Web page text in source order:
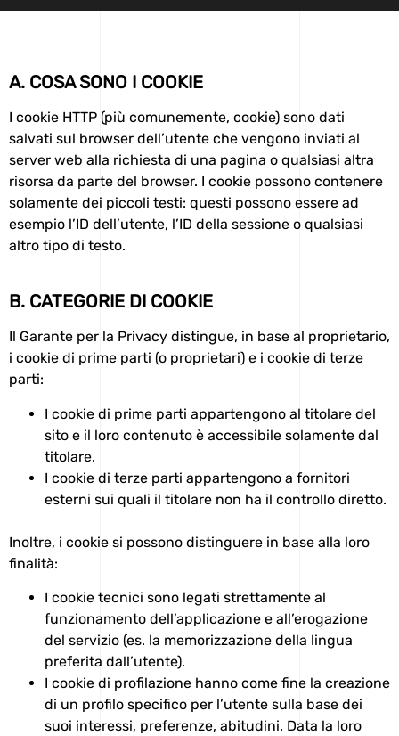
A. COSA SONO I COOKIE
I cookie HTTP (più comunemente, cookie) sono dati
salvati sul browser dell’utente che vengono inviati al
server web alla richiesta di una pagina o qualsiasi altra
risorsa da parte del browser. I cookie possono contenere
solamente dei piccoli testi: questi possono essere ad
esempio l’ID dell’utente, l’ID della sessione o qualsiasi
altro tipo di testo.
B. CATEGORIE DI COOKIE
Il Garante per la Privacy distingue, in base al proprietario,
i cookie di prime parti (o proprietari) e i cookie di terze
parti:
I cookie di prime parti appartengono al titolare del
sito e il loro contenuto è accessibile solamente dal
titolare.
I cookie di terze parti appartengono a fornitori
esterni sui quali il titolare non ha il controllo diretto.
Inoltre, i cookie si possono distinguere in base alla loro
finalità:
I cookie tecnici sono legati strettamente al
funzionamento dell’applicazione e all’erogazione
del servizio (es. la memorizzazione della lingua
preferita dall’utente).
I cookie di profilazione hanno come fine la creazione
di un profilo specifico per l’utente sulla base dei
suoi interessi, preferenze, abitudini. Data la loro